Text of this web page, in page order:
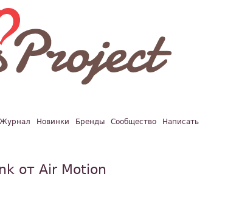
от Air Motion
Журнал Новинки Бренды Сообщество Написать